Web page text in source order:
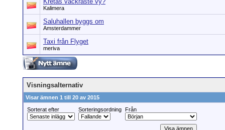
Kalimera
Saluhallen byggs om
Amsterdammer
Taxi från Flyget
meriva
Visningsalternativ
Visar ämnen 1 till 20 av 2015
Sorterat efter
Sorteringsordning Från